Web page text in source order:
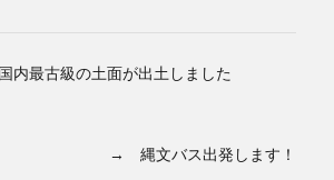
最古級の土面が出土しました
→ 縄文バス出発します！